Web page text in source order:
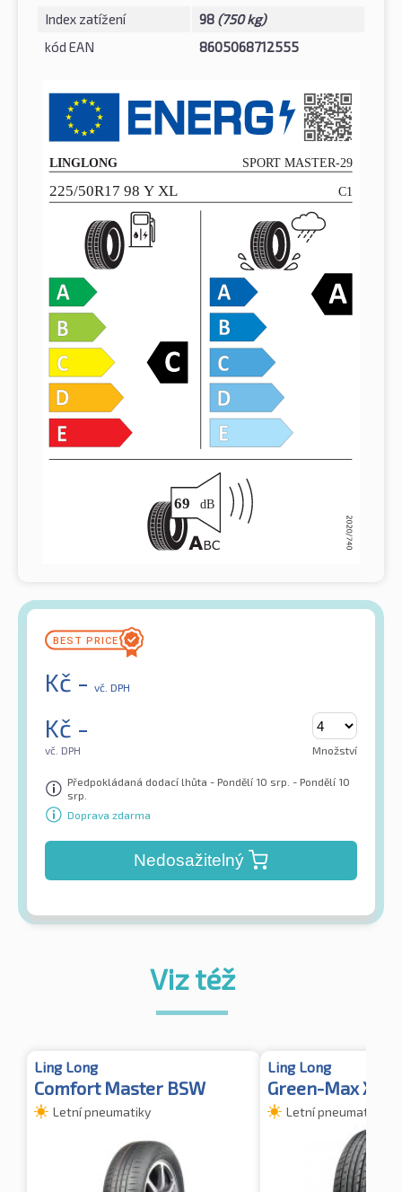
Index zatížení
98 (750 kg)
kód EAN
8605068712555
Kč - vč. DPH
Kč -
vč. DPH Množství
Předpokládaná dodací lhůta - Pondělí 10 srp. - Pondělí 10
srp.
Doprava zdarma
Nedosažitelný
Viz též
Ling Long
Comfort Master BSW
Letní pneumatiky
Ling Long
Green-Max XL
Letní pneumatiky